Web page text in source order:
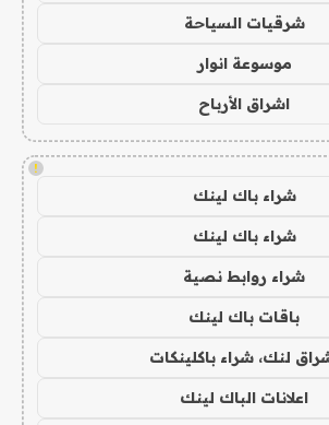
شرقيات السياحة
موسوعة انوار
اشراق الأرباح
!
شراء باك لينك
شراء باك لينك
شراء روابط نصية
باقات باك لينك
لنك، شراء باكلينكات
اعلانات الباك لينك